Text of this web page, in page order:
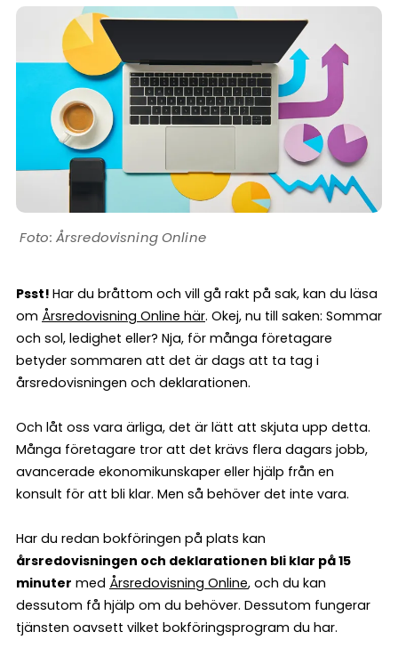
Årsredovisning Online
Psst! Har du bråttom och vill gå rakt på sak, kan du läsa
om Årsredovisning Online här. Okej, nu till saken: Sommar
och sol, ledighet eller? Nja, för många företagare
betyder sommaren att det är dags att ta tag i
årsredovisningen och deklarationen.
Och låt oss vara ärliga, det är lätt att skjuta upp detta.
Många företagare tror att det krävs flera dagars jobb,
avancerade ekonomikunskaper eller hjälp från en
konsult för att bli klar. Men så behöver det inte vara.
Har du redan bokföringen på plats kan
årsredovisningen och deklarationen bli klar på 15
minuter med Årsredovisning Online, och du kan
dessutom få hjälp om du behöver. Dessutom fungerar
tjänsten oavsett vilket bokföringsprogram du har.